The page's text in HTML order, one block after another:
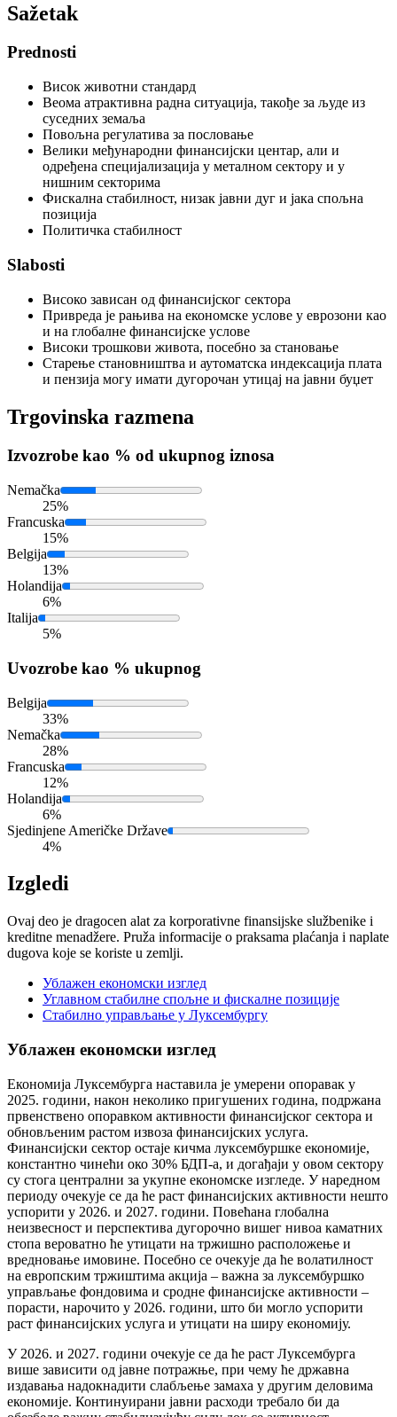
Sažetak
Prednosti
Висок животни стандард
Веома атрактивна радна ситуација, такође за људе из
суседних земаља
Повољна регулатива за пословање
Велики међународни финансијски центар, али и
одређена специјализација у металном сектору и у
нишним секторима
Фискална стабилност, низак јавни дуг и јака спољна
позиција
Политичка стабилност
Slabosti
Високо зависан од финансијског сектора
Привреда је рањива на економске услове у еврозони као
и на глобалне финансијске услове
Високи трошкови живота, посебно за становање
Старење становништва и аутоматска индексација плата
и пензија могу имати дугорочан утицај на јавни буџет
Trgovinska razmena
Izvozrobe kao % od ukupnog iznosa
Nemačka
25%
Francuska
15%
Belgija
13%
Holandija
6%
Italija
5%
Uvozrobe kao % ukupnog
Belgija
33%
Nemačka
28%
Francuska
12%
Holandija
6%
Sjedinjene Američke Države
4%
Izgledi
Ovaj deo je dragocen alat za korporativne finansijske službenike i
kreditne menadžere. Pruža informacije o praksama plaćanja i naplate
dugova koje se koriste u zemlji.
Ублажен економски изглед
Углавном стабилне спољне и фискалне позиције
Стабилно управљање у Луксембургу
Ублажен економски изглед
Економија Луксембурга наставила је умерени опоравак у
2025. години, након неколико пригушених година, подржана
првенствено опоравком активности финансијског сектора и
обновљеним растом извоза финансијских услуга.
Финансијски сектор остаје кичма луксембуршке економије,
константно чинећи око 30% БДП-а, и догађаји у овом сектору
су стога централни за укупне економске изгледе. У наредном
периоду очекује се да ће раст финансијских активности нешто
успорити у 2026. и 2027. години. Повећана глобална
неизвесност и перспектива дугорочно вишег нивоа каматних
стопа вероватно ће утицати на тржишно расположење и
вредновање имовине. Посебно се очекује да ће волатилност
на европским тржиштима акција – важна за луксембуршко
управљање фондовима и сродне финансијске активности –
порасти, нарочито у 2026. години, што би могло успорити
раст финансијских услуга и утицати на ширу економију.
У 2026. и 2027. години очекује се да ће раст Луксембурга
више зависити од јавне потражње, при чему ће државна
издавања надокнадити слабљење замаха у другим деловима
економије. Континуирани јавни расходи требало би да